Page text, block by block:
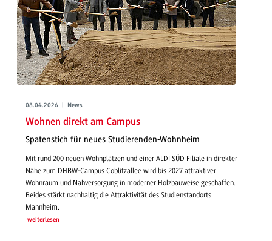
08.04.2026 | News
Wohnen direkt am Campus
Spatenstich für neues Studierenden-Wohnheim
Mit rund 200 neuen Wohnplätzen und einer ALDI SÜD Filiale in direkter
Nähe zum DHBW-Campus Coblitzallee wird bis 2027 attraktiver
Wohnraum und Nahversorgung in moderner Holzbauweise geschaffen.
Beides stärkt nachhaltig die Attraktivität des Studienstandorts
Mannheim.
weiterlesen